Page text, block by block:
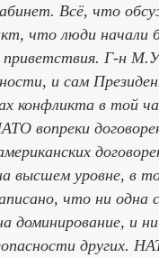
Всё, что
что люди начали
Г-н
и сам
конфликта в той
вопреки
высшем уровне, в
что ни
доминирование, и
других.